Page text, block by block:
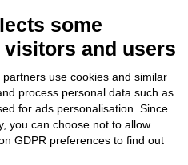
Indemnities
some
and users
use cookies and similar
process personal data such as
for ads personalisation. Since
you can choose not to allow
GDPR preferences to find out